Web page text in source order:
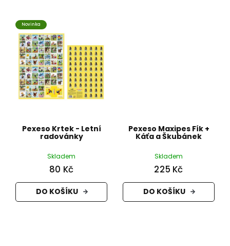
Novinka
Pexeso Krtek - Letní
radovánky
Skladem
80 Kč
DO KOŠÍKU
Pexeso Maxipes Fík +
Káťa a Škubánek
Skladem
225 Kč
DO KOŠÍKU